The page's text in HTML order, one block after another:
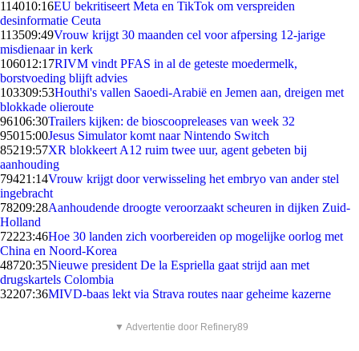
114010:16EU bekritiseert Meta en TikTok om verspreiden
desinformatie Ceuta
113509:49Vrouw krijgt 30 maanden cel voor afpersing 12-jarige
misdienaar in kerk
106012:17RIVM vindt PFAS in al de geteste moedermelk,
borstvoeding blijft advies
103309:53Houthi's vallen Saoedi-Arabië en Jemen aan, dreigen met
blokkade olieroute
96106:30Trailers kijken: de bioscoopreleases van week 32
95015:00Jesus Simulator komt naar Nintendo Switch
85219:57XR blokkeert A12 ruim twee uur, agent gebeten bij
aanhouding
79421:14Vrouw krijgt door verwisseling het embryo van ander stel
ingebracht
78209:28Aanhoudende droogte veroorzaakt scheuren in dijken Zuid-
Holland
72223:46Hoe 30 landen zich voorbereiden op mogelijke oorlog met
China en Noord-Korea
48720:35Nieuwe president De la Espriella gaat strijd aan met
drugskartels Colombia
32207:36MIVD-baas lekt via Strava routes naar geheime kazerne
▼ Advertentie door Refinery89